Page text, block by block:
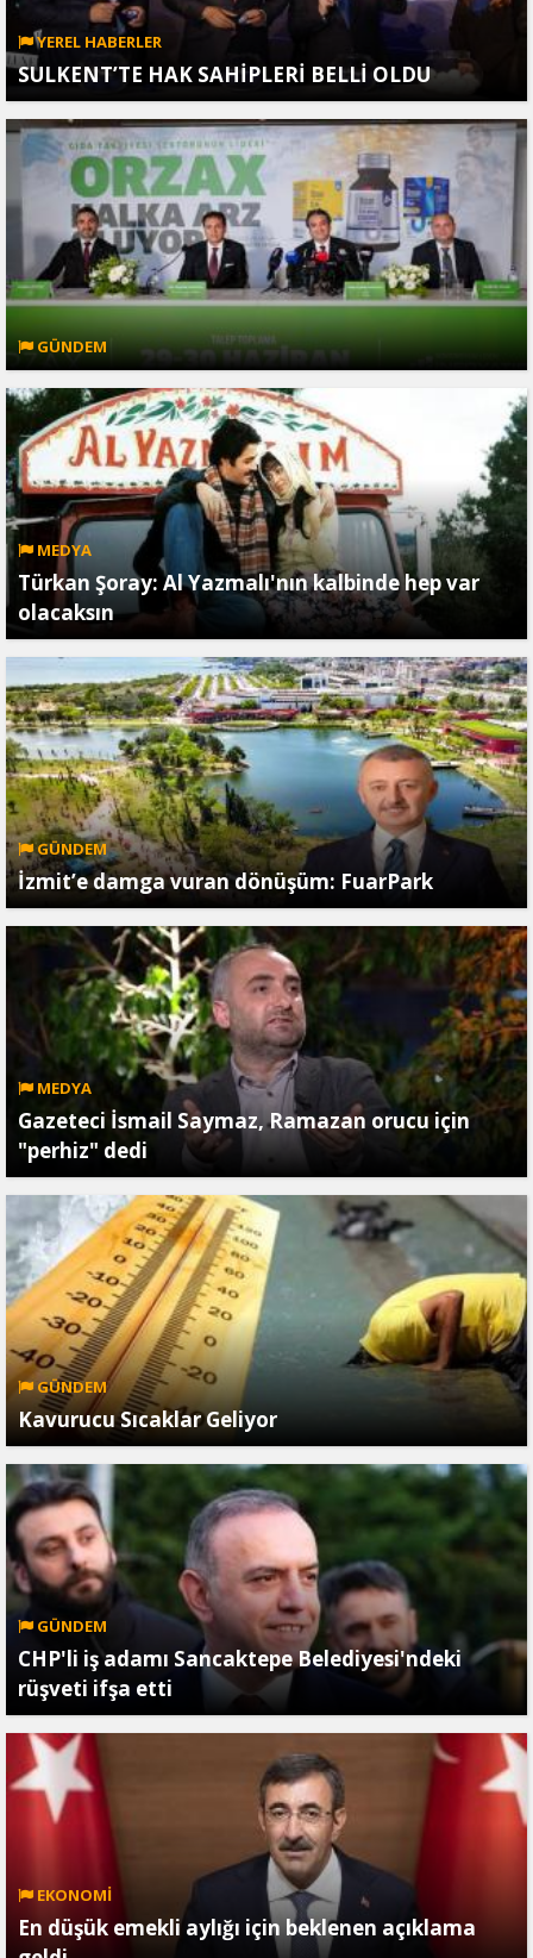
YEREL HABERLER
SULKENT’TE HAK SAHİPLERİ BELLİ OLDU
GÜNDEM
MEDYA
Türkan Şoray: Al Yazmalı'nın kalbinde hep var
olacaksın
GÜNDEM
İzmit’e damga vuran dönüşüm: FuarPark
MEDYA
Gazeteci İsmail Saymaz, Ramazan orucu için
"perhiz" dedi
GÜNDEM
Kavurucu Sıcaklar Geliyor
GÜNDEM
CHP'li iş adamı Sancaktepe Belediyesi'ndeki
rüşveti ifşa etti
EKONOMİ
En düşük emekli aylığı için beklenen açıklama